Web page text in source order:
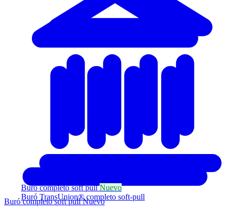
Buró completo soft pullNuevo
Buró TransUnion® completo soft-pull
Buró completo soft pullNuevo